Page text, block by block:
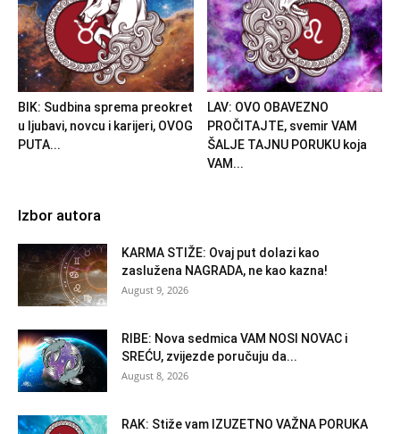
BIK: Sudbina sprema preokret
u ljubavi, novcu i karijeri, OVOG
PUTA...
LAV: OVO OBAVEZNO
PROČITAJTE, svemir VAM
ŠALJE TAJNU PORUKU koja
VAM...
Izbor autora
KARMA STIŽE: Ovaj put dolazi kao
zaslužena NAGRADA, ne kao kazna!
August 9, 2026
RIBE: Nova sedmica VAM NOSI NOVAC i
SREĆU, zvijezde poručuju da...
August 8, 2026
RAK: Stiže vam IZUZETNO VAŽNA PORUKA